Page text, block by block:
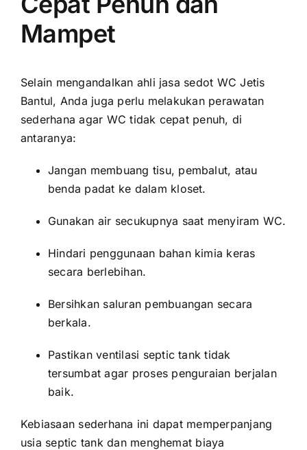
Mampet
Selain mengandalkan ahli jasa sedot WC Jetis
Bantul, Anda juga perlu melakukan perawatan
sederhana agar WC tidak cepat penuh, di
antaranya:
Jangan membuang tisu, pembalut, atau
benda padat ke dalam kloset.
Gunakan air secukupnya saat menyiram WC.
Hindari penggunaan bahan kimia keras
secara berlebihan.
Bersihkan saluran pembuangan secara
berkala.
Pastikan ventilasi septic tank tidak
tersumbat agar proses penguraian berjalan
baik.
Kebiasaan sederhana ini dapat memperpanjang
usia septic tank dan menghemat biaya